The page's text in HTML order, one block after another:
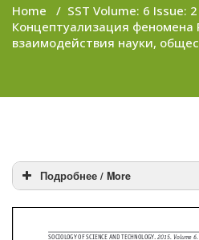
Home / SST Volume: 6 Issue: 2
Концептуализация феномена
взаимодействия науки,
Подробнее / More